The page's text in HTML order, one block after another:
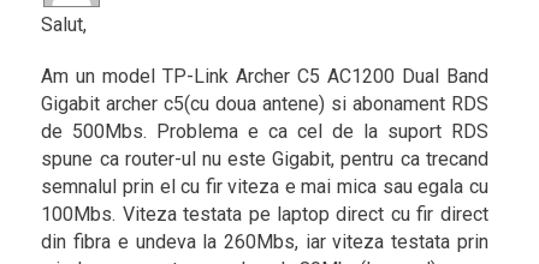
Salut,
Am un model TP-Link Archer C5 AC1200 Dual Band
Gigabit archer c5(cu doua antene) si abonament RDS
de 500Mbs. Problema e ca cel de la suport RDS
spune ca router-ul nu este Gigabit, pentru ca trecand
semnalul prin el cu fir viteza e mai mica sau egala cu
100Mbs. Viteza testata pe laptop direct cu fir direct
din fibra e undeva la 260Mbs, iar viteza testata prin